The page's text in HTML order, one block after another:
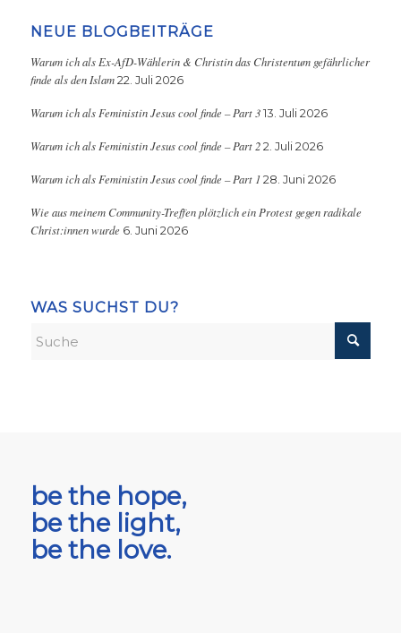
NEUE BLOGBEITRÄGE
Warum ich als Ex-AfD-Wählerin & Christin das Christentum gefährlicher
finde als den Islam 22. Juli 2026
Warum ich als Feministin Jesus cool finde – Part 3 13. Juli 2026
Warum ich als Feministin Jesus cool finde – Part 2 2. Juli 2026
Warum ich als Feministin Jesus cool finde – Part 1 28. Juni 2026
Wie aus meinem Community-Treffen plötzlich ein Protest gegen radikale
Christ:innen wurde 6. Juni 2026
WAS SUCHST DU?
be the hope,
be the light,
be the love.